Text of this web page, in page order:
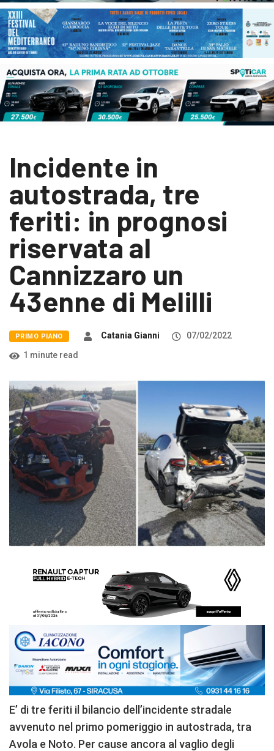
Incidente in
autostrada, tre
feriti: in prognosi
riservata al
Cannizzaro un
43enne di Melilli
PRIMO PIANO Catania Gianni
07/02/2022
1 minute read
E’ di tre feriti il bilancio dell’incidente stradale
avvenuto nel primo pomeriggio in autostrada, tra
Avola e Noto. Per cause ancora al vaglio degli